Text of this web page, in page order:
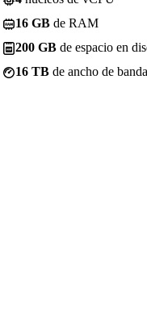
16 GB de RAM
200 GB de espacio en
16 TB de ancho de banda